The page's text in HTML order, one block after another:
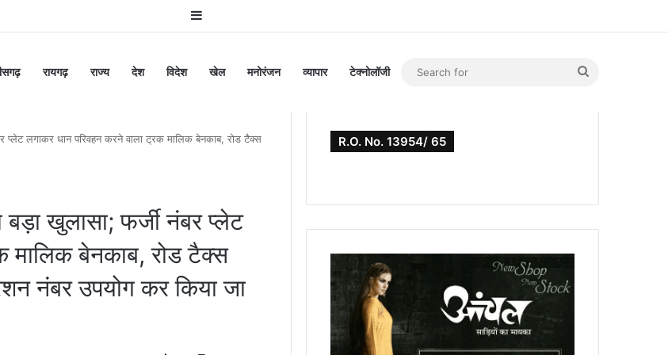
Sidebar
रायगढ़ राज्य देश विदेश खेल मनोरंजन व्यापार टेक्नोलॉजी
लगाकर धान परिवहन करने वाला ट्रक मालिक बेनकाब, रोड टैक्स
खुलासा; फर्जी नंबर प्लेट
मालिक बेनकाब, रोड टैक्स
नंबर उपयोग कर किया जा
R.O. No. 13954/ 65